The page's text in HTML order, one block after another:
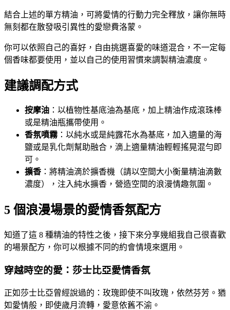
結合上述的單方精油，可將愛情的行動力完全釋放，讓你無時
無刻都在散發吸引異性的愛戀費洛蒙。
你可以依照自己的喜好，自由挑選喜愛的味道混合，不一定每
個香味都要使用，並以自己的使用習慣來調製精油濃度。
建議調配方式
按摩油 ：以植物性基底油為基底，加上精油作成滾珠棒
或是精油瓶攜帶使用。
香氛噴霧：以純水或是純露花水為基底，加入適量的海
鹽或是乳化劑幫助融合，滴上適量精油輕輕搖晃混勻即
可。
擴香 ：將精油滴於擴香機（請以空間大小衡量精油滴數
濃度），注入純水擴香，營造空間的浪漫情趣氛圍。
5 個浪漫場景的愛情香氛配方
知道了這 8 種精油的特性之後，接下來分享幾組我自己很喜歡
的場景配方，你可以根據不同的約會情境來選用。
穿越時空的愛：莎士比亞愛情香氛
正如莎士比亞曾經說過的：玫瑰即使不叫玫瑰，依然芬芳。猶
如愛情般，即使歲月流轉，愛意依舊不渝。